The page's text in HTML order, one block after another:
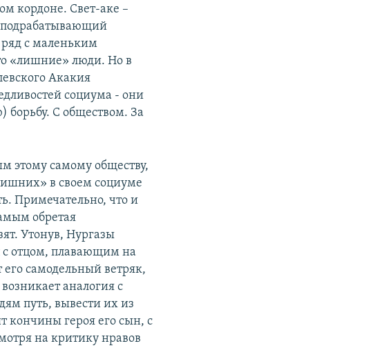
кордоне. Свет-аке –
ряд с маленьким
«лишние» люди. Но в
Акакия
социума - они
борьбу. С обществом. За
этому самому обществу,
в своем социуме
Примечательно, что и
обретая
Утонув, Нургазы
с отцом, плавающим на
самодельный ветряк,
аналогия с
путь, вывести их из
кончины героя его сын, с
на критику нравов